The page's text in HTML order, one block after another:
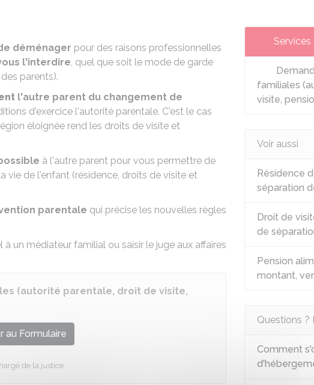
déménager pour des raisons professionnelles
l'interdire, quel que soit le mode de garde
parents).
l'autre parent du changement de
d'exercice l'autorité parentale. C'est le cas
éloignée rend les droits de visite et
à l'autre parent pour vous permettre de
vie de l'enfant (résidence, droits de visite et
parentale qui précise les nouvelles règles
à un médiateur familial ou saisir le juge aux affaires
(autorité parentale, droit de visite,
au Formulaire
de la justice
familiales
visite,
Voir aussi
Résidence
séparation
Droit de
de
Pension
montant,
Questions ?
Comment